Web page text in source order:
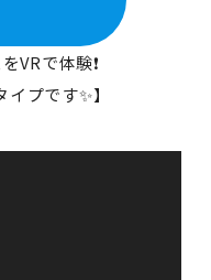
VRで体験❗
プです✨】